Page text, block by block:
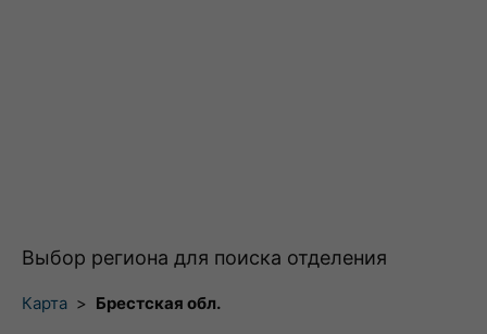
Выбор региона для поиска отделения
Карта > Брестская обл.